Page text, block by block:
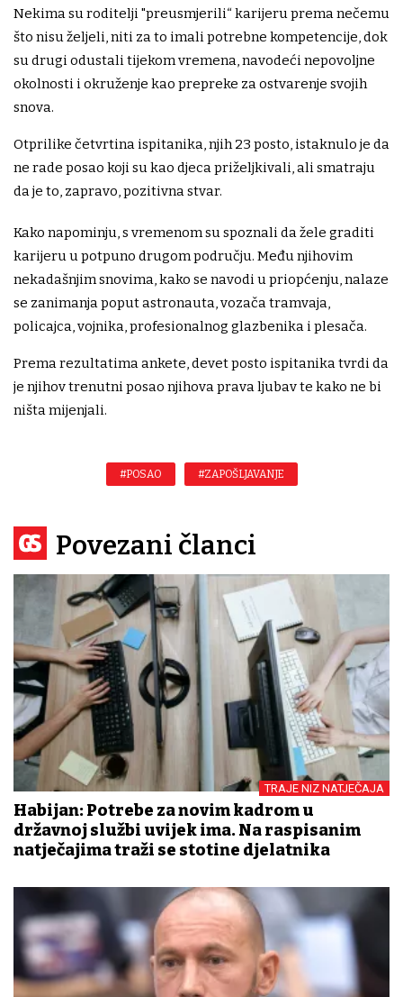
Nekima su roditelji "preusmjerili“ karijeru prema nečemu
što nisu željeli, niti za to imali potrebne kompetencije, dok
su drugi odustali tijekom vremena, navodeći nepovoljne
okolnosti i okruženje kao prepreke za ostvarenje svojih
snova.
Otprilike četvrtina ispitanika, njih 23 posto, istaknulo je da
ne rade posao koji su kao djeca priželjkivali, ali smatraju
da je to, zapravo, pozitivna stvar.
Kako napominju, s vremenom su spoznali da žele graditi
karijeru u potpuno drugom području. Među njihovim
nekadašnjim snovima, kako se navodi u priopćenju, nalaze
se zanimanja poput astronauta, vozača tramvaja,
policajca, vojnika, profesionalnog glazbenika i plesača.
Prema rezultatima ankete, devet posto ispitanika tvrdi da
je njihov trenutni posao njihova prava ljubav te kako ne bi
ništa mijenjali.
#POSAO #ZAPOŠLJAVANJE
Povezani članci
TRAJE NIZ NATJEČAJA
Habijan: Potrebe za novim kadrom u
državnoj službi uvijek ima. Na raspisanim
natječajima traži se stotine djelatnika